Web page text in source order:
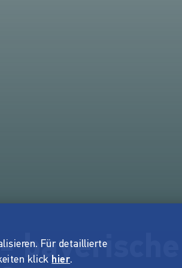
-
Für detaillierte
klick hier.